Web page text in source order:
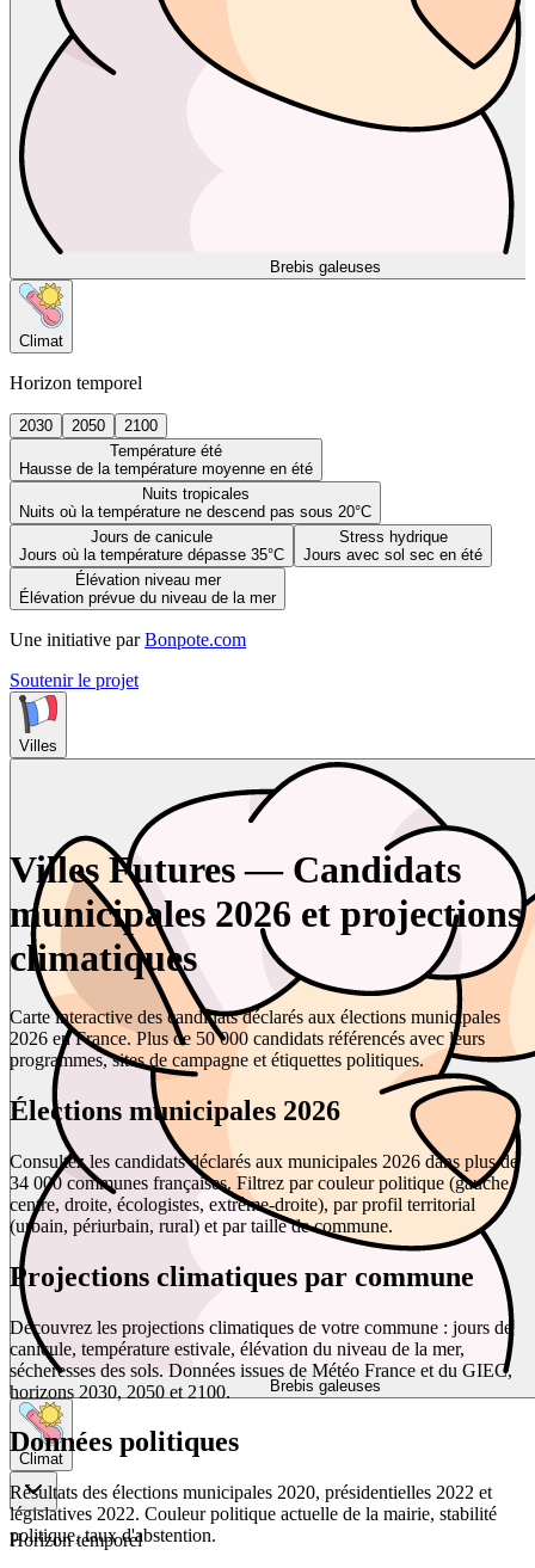
Brebis galeuses
Climat
Horizon temporel
2030 2050
2100
Température été
Hausse de la température moyenne en été
Nuits tropicales
Nuits où la température ne descend pas sous 20°C
Jours de canicule
Jours où la température dépasse 35°C
Stress hydrique
Jours avec sol sec en été
Élévation niveau mer
Élévation prévue du niveau de la mer
Une initiative par Bonpote.com
Soutenir le projet
Villes
Brebis galeuses
Climat
Horizon temporel
Villes Futures — Candidats
municipales 2026 et projections
climatiques
Carte interactive des candidats déclarés aux élections municipales
2026 en France. Plus de 50 000 candidats référencés avec leurs
programmes, sites de campagne et étiquettes politiques.
Élections municipales 2026
Consultez les candidats déclarés aux municipales 2026 dans plus de
34 000 communes françaises. Filtrez par couleur politique (gauche,
centre, droite, écologistes, extrême-droite), par profil territorial
(urbain, périurbain, rural) et par taille de commune.
Projections climatiques par commune
Découvrez les projections climatiques de votre commune : jours de
canicule, température estivale, élévation du niveau de la mer,
sécheresses des sols. Données issues de Météo France et du GIEC,
horizons 2030, 2050 et 2100.
Données politiques
Résultats des élections municipales 2020, présidentielles 2022 et
législatives 2022. Couleur politique actuelle de la mairie, stabilité
politique, taux d'abstention.